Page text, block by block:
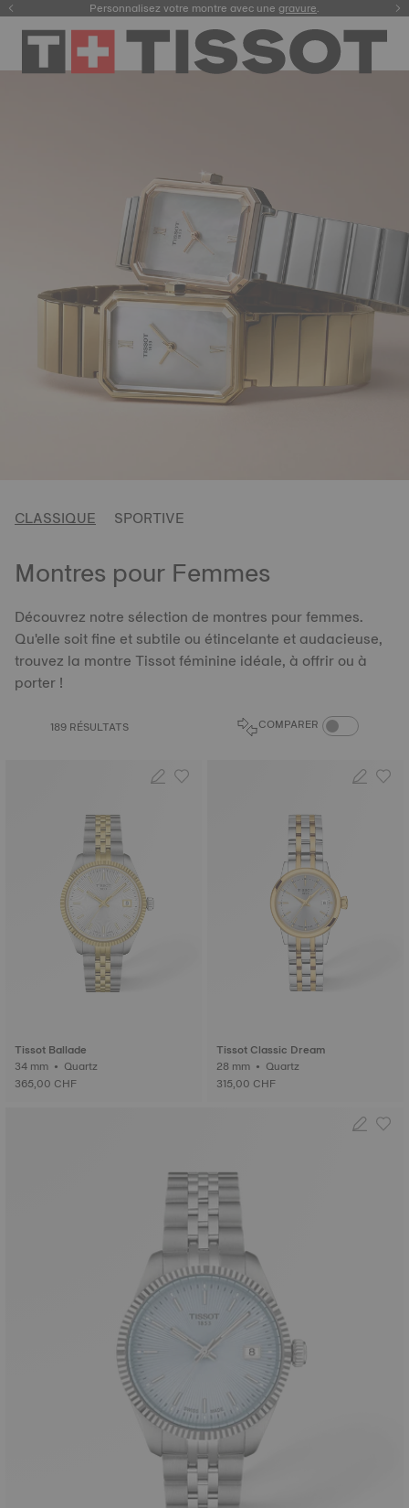
Enregistrez votre montrepour consulter votre garantie digitale et plus
CLASSIQUE SPORTIVE
Montres pour Femmes
Découvrez notre sélection de montres pour femmes.
Qu'elle soit fine et subtile ou étincelante et audacieuse,
trouvez la montre Tissot féminine idéale, à offrir ou à
porter !
189 RÉSULTATS COMPARER BOUTON DU
Tissot Ballade
34 mm • Quartz
365,00 CHF
Tissot Classic Dream
28 mm • Quartz
315,00 CHF